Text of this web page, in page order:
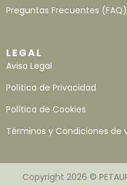
Preguntas Frecuentes (FAQ)
LEGAL
Aviso Legal
Política de Privacidad
Política de Cookies
Términos y Condiciones de
Copyright 2026 ©